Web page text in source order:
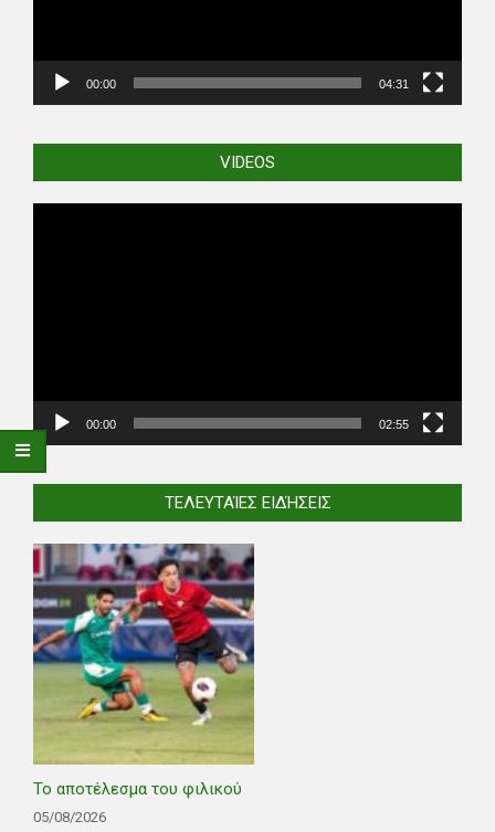
00:00 04:31
VIDEOS
00:00 02:55
ΤΕΛΕΥΤΑΊΕΣ ΕΙΔΉΣΕΙΣ
Το αποτέλεσμα του φιλικού
05/08/2026